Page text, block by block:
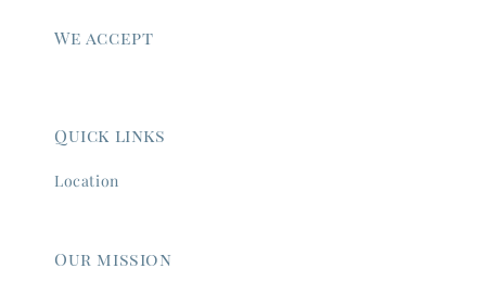
We accept
Quick links
Location
Our mission